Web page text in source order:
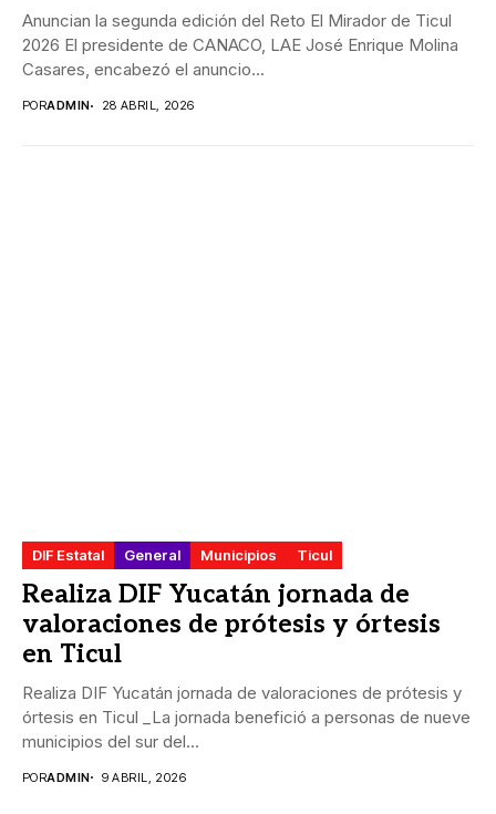
Anuncian la segunda edición del Reto El Mirador de Ticul
2026 El presidente de CANACO, LAE José Enrique Molina
Casares, encabezó el anuncio...
PORADMIN 28 ABRIL, 2026
DIF Estatal General Municipios Ticul
Realiza DIF Yucatán jornada de
valoraciones de prótesis y órtesis
en Ticul
Realiza DIF Yucatán jornada de valoraciones de prótesis y
órtesis en Ticul _La jornada benefició a personas de nueve
municipios del sur del...
PORADMIN 9 ABRIL, 2026